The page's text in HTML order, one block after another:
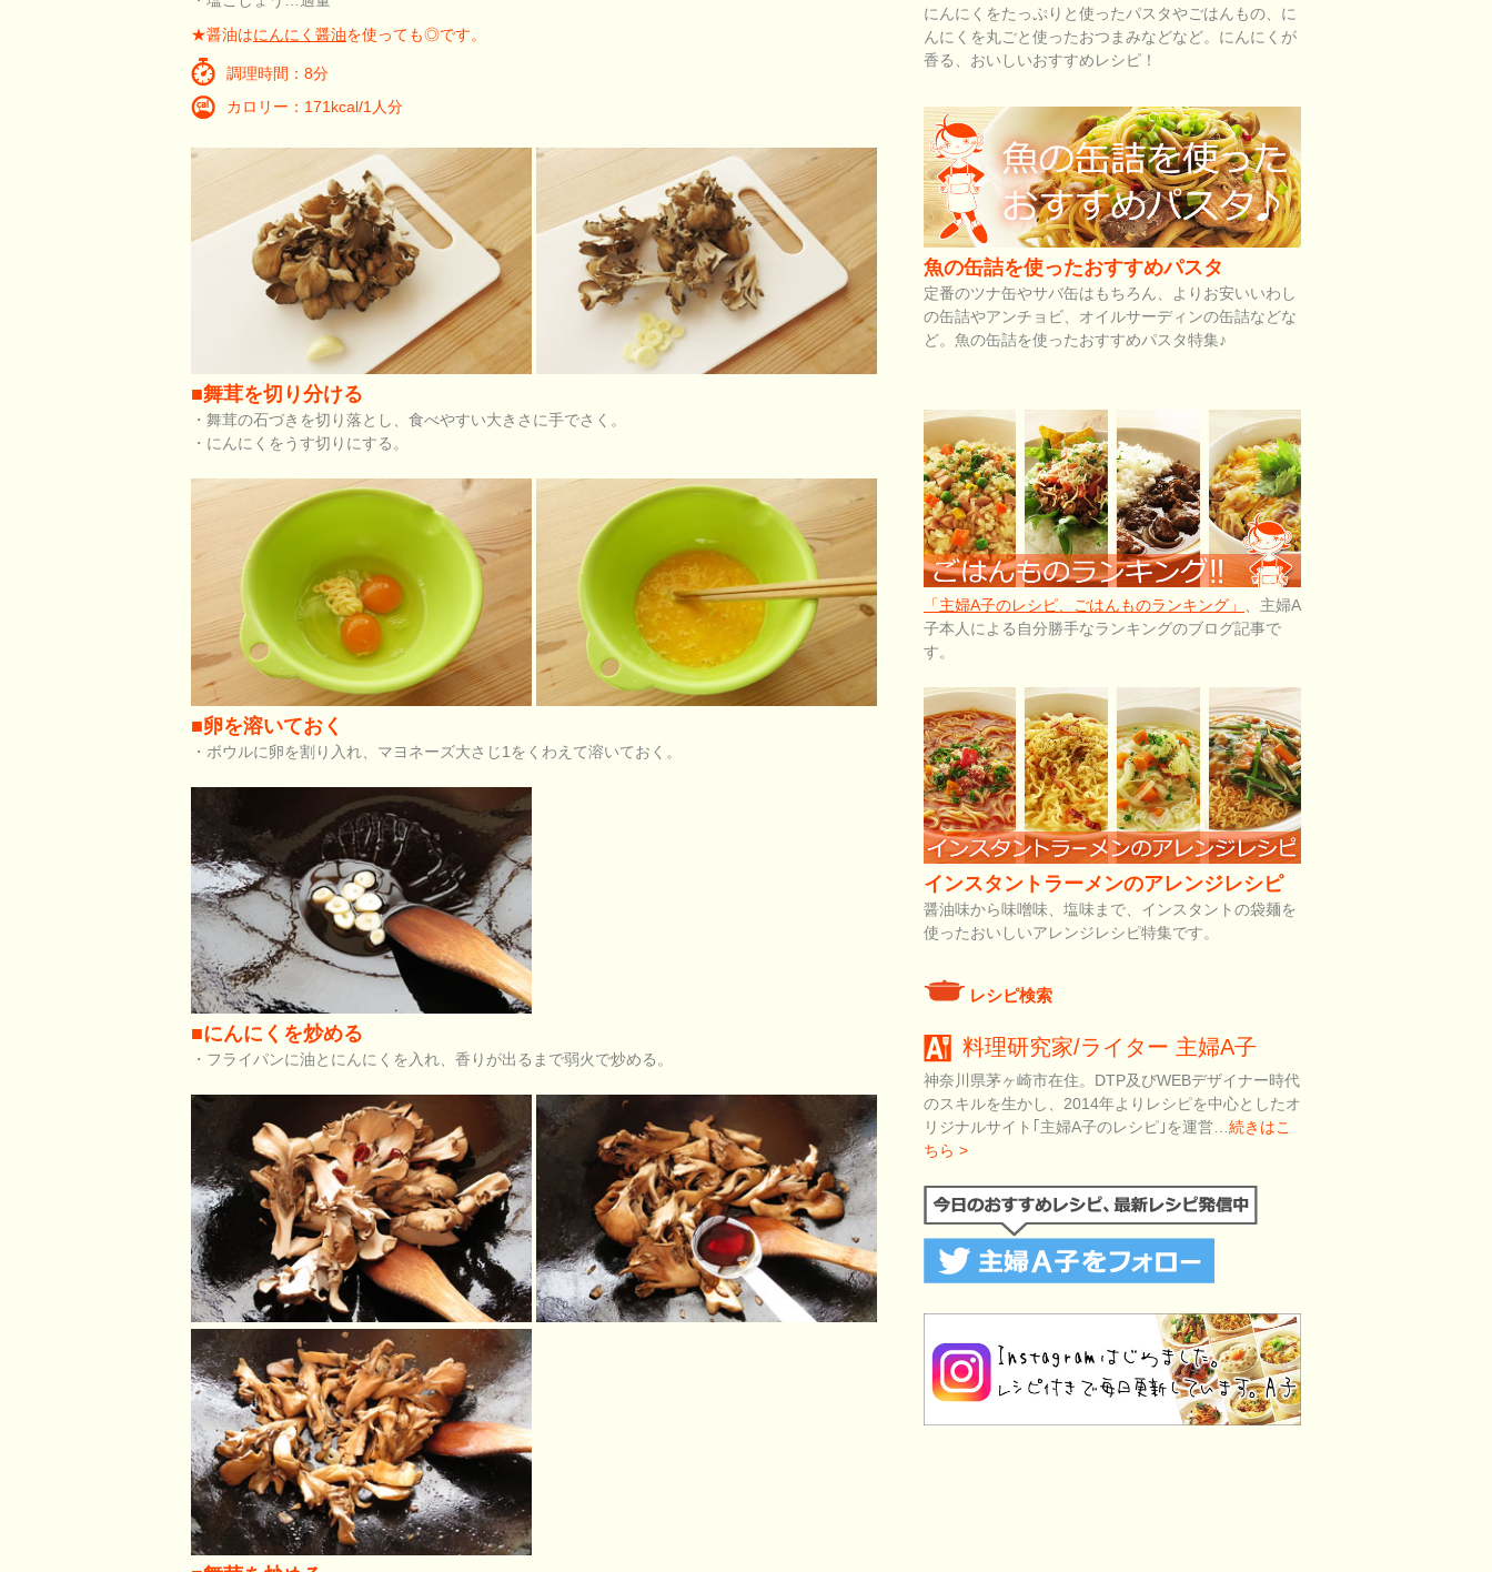
★醤油はにんにく醤油を使っても◎です。
調理時間：8分
カロリー：171kcal/1人分
■舞茸を切り分ける
・舞茸の石づきを切り落とし、食べやすい大きさに手でさく。
・にんにくをうす切りにする。
■卵を溶いておく
・ボウルに卵を割り入れ、マヨネーズ大さじ1をくわえて溶いておく。
■にんにくを炒める
・フライパンに油とにんにくを入れ、香りが出るまで弱火で炒める。
にんにくをたっぷりと使ったパスタやごはんもの、に
んにくを丸ごと使ったおつまみなどなど。にんにくが
香る、おいしいおすすめレシピ！
魚の缶詰を使ったおすすめパスタ
定番のツナ缶やサバ缶はもちろん、よりお安いいわし
の缶詰やアンチョビ、オイルサーディンの缶詰などな
ど。魚の缶詰を使ったおすすめパスタ特集♪
「主婦A子のレシピ、ごはんものランキング」
、主婦A
子本人による自分勝手なランキングのブログ記事で
す。
インスタントラーメンのアレンジレシピ
醤油味から味噌味、塩味まで、インスタントの袋麺を
使ったおいしいアレンジレシピ特集です。
レシピ検索
料理研究家/ライター 主婦A子
神奈川県茅ヶ崎市在住。DTP及びWEBデザイナー時代
のスキルを生かし、2014年よりレシピを中心としたオ
リジナルサイト｢主婦A子のレシピ｣を運営… 続きはこ
ちら >